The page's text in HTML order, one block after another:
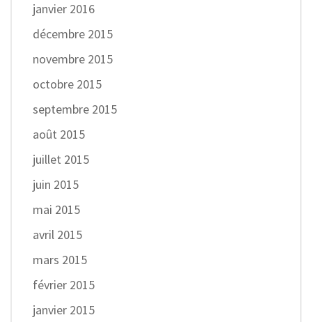
janvier 2016
décembre 2015
novembre 2015
octobre 2015
septembre 2015
août 2015
juillet 2015
juin 2015
mai 2015
avril 2015
mars 2015
février 2015
janvier 2015